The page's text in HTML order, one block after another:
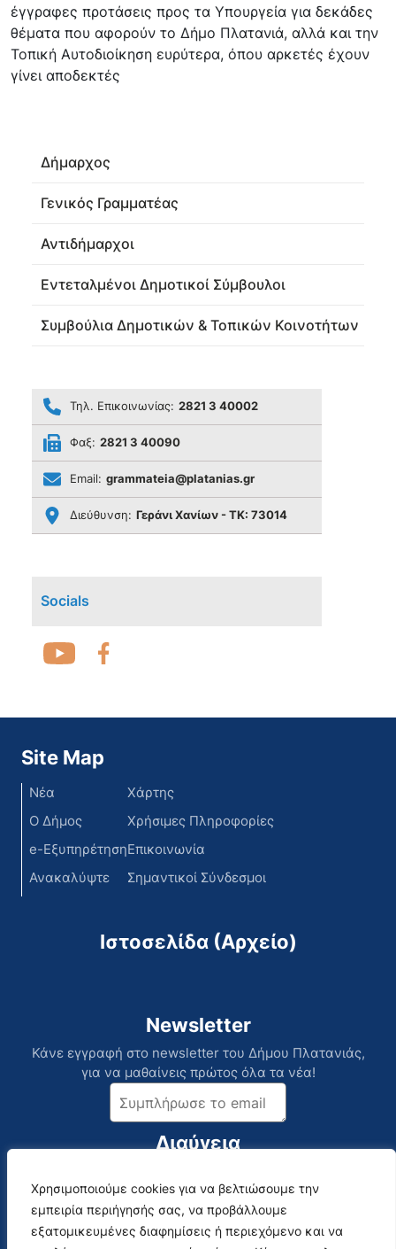
Χρησιμοποιούμε cookies για να βελτιώσουμε την
εμπειρία περιήγησής σας, να προβάλλουμε
εξατομικευμένες διαφημίσεις ή περιεχόμενο και να
Δήμαρχος
Γενικός Γραμματέας
Αντιδήμαρχοι
Εντεταλμένοι Δημοτικοί Σύμβουλοι
Συμβούλια Δημοτικών & Τοπικών Κοινοτήτων
Τηλ. Επικοινωνίας: 2821 3 40002
Φαξ: 2821 3 40090
Email: grammateia@platanias.gr
Διεύθυνση: Γεράνι Χανίων - ΤΚ: 73014
Socials
έγγραφες προτάσεις προς τα Υπουργεία για δεκάδες
θέματα που αφορούν το Δήμο Πλατανιά, αλλά και την
Τοπική Αυτοδιοίκηση ευρύτερα, όπου αρκετές έχουν
γίνει αποδεκτές
Site Map
Νέα
Ο Δήμος
e-Εξυπηρέτηση
Ανακαλύψτε
Χάρτης
Χρήσιμες Πληροφορίες
Επικοινωνία
Σημαντικοί Σύνδεσμοι
Ιστοσελίδα (Αρχείο)
Newsletter
Κάνε εγγραφή στο newsletter του Δήμου Πλατανιάς,
για να μαθαίνεις πρώτος όλα τα νέα!
Διαύγεια
Επικοινωνία
Αναλυτικός Κατάλογος
Social Media